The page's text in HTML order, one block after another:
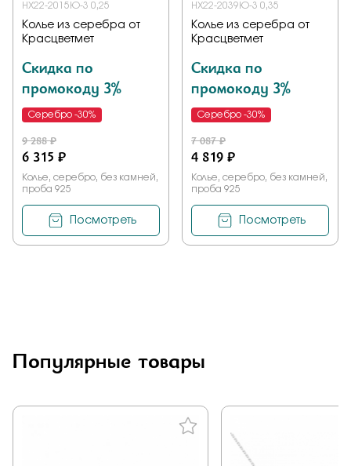
НХ22-2015Ю-3 0,25
Колье из серебра от
Красцветмет
Скидка по
промокоду 3%
Серебро -30%
9 288 ₽
6 315 ₽
Колье, серебро, без камней,
проба 925
Посмотреть
НХ22-2039Ю-3 0,35
Колье из серебра от
Красцветмет
Скидка по
промокоду 3%
Серебро -30%
7 087 ₽
4 819 ₽
Колье, серебро, без камней,
проба 925
Посмотреть
Популярные товары